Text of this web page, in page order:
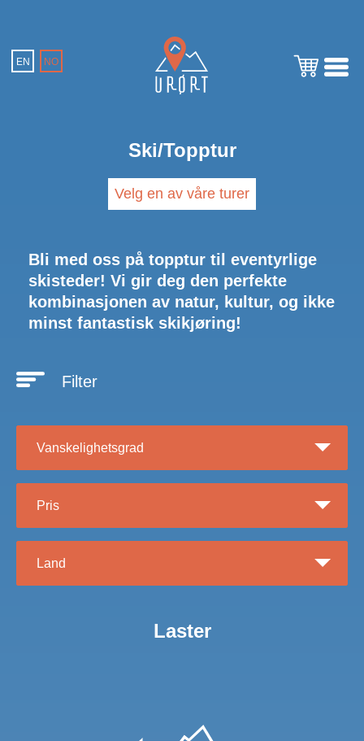
EN NO
Ski/Topptur
Velg en av våre turer
Bli med oss på topptur til eventyrlige
skisteder! Vi gir deg den perfekte
kombinasjonen av natur, kultur, og ikke
minst fantastisk skikjøring!
Filter
Vanskelighetsgrad
Pris
Land
Laster